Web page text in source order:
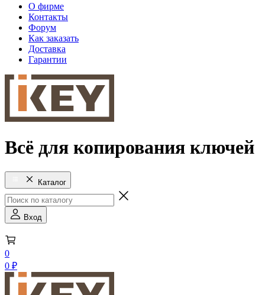
О фирме
Контакты
Форум
Как заказать
Доставка
Гарантии
Всё для копирования ключей
Каталог
Вход
0
0 ₽